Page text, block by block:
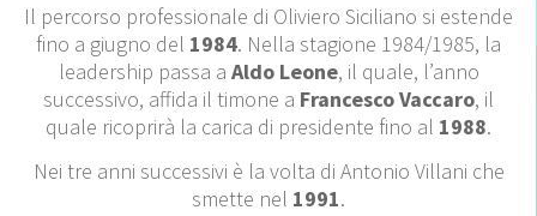
Il percorso professionale di Oliviero Siciliano si estende
fino a giugno del 1984. Nella stagione 1984/1985, la
leadership passa a Aldo Leone, il quale, l’anno
successivo, affida il timone a Francesco Vaccaro, il
quale ricoprirà la carica di presidente fino al 1988.
Nei tre anni successivi è la volta di Antonio Villani che
smette nel 1991.